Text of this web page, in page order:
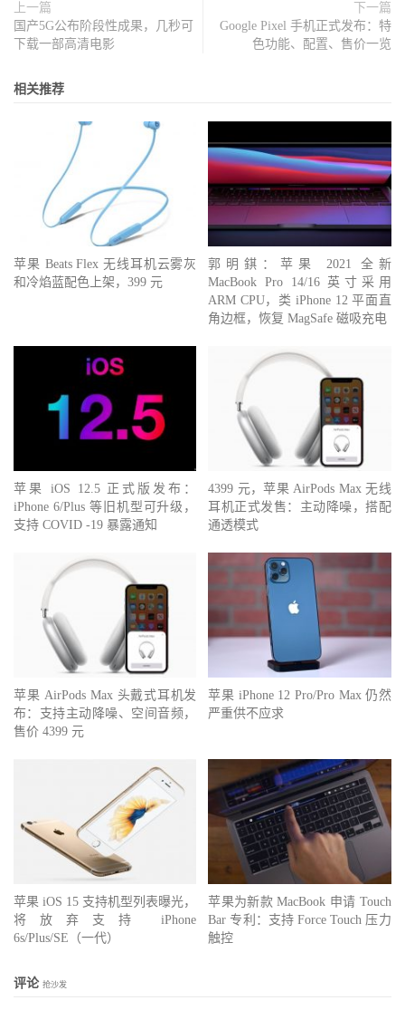
上一篇
国产5G公布阶段性成果，几秒可
下载一部高清电影
下一篇
Google Pixel 手机正式发布：特
色功能、配置、售价一览
相关推荐
苹果 Beats Flex 无线耳机云雾灰
和冷焰蓝配色上架，399 元
郭明錤：苹果 2021 全新
MacBook Pro 14/16 英寸采用
ARM CPU，类 iPhone 12 平面直
角边框，恢复 MagSafe 磁吸充电
苹果 iOS 12.5 正式版发布：
iPhone 6/Plus 等旧机型可升级，
支持 COVID -19 暴露通知
4399 元，苹果 AirPods Max 无线
耳机正式发售：主动降噪，搭配
通透模式
苹果 AirPods Max 头戴式耳机发
布：支持主动降噪、空间音频，
售价 4399 元
苹果 iPhone 12 Pro/Pro Max 仍然
严重供不应求
苹果 iOS 15 支持机型列表曝光，
将放弃支持 iPhone
6s/Plus/SE（一代）
苹果为新款 MacBook 申请 Touch
Bar 专利：支持 Force Touch 压力
触控
评论 抢沙发